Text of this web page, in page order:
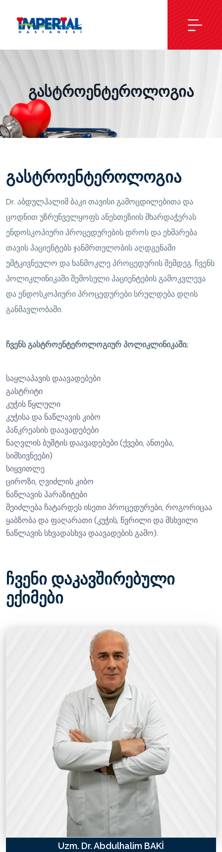
Გასტროენტეროლოგია
გასტროენტეროლოგია
Dr. აბდულჰალიმ ბაკი თავისი გამოცდილებითა და
ცოდნით უზრუნველყოფს ანესთეზიის მხარდაჭერას
ენდოსკოპიური პროცედურების დროს და ეხმარება
თავის პაციენტებს ჯანმრთელობის აღდგენაში
უმტკივნეულო და ხანმოკლე პროცედურის შემდეგ. ჩვენს
პოლიკლინიკაში შემოსული პაციენტების გამოკვლევა
და ენდოსკოპიური პროცედურები სრულდება დღის
განმავლობაში.
ჩვენს გასტროენტეროლოგიურ პოლიკლინიკაში;
საყლაპავის დაავადებები
გასტრიტი
კუჭის წყლული
კუჭისა და ნაწლავის კიბო
პანკრეასის დაავადებები
ნაღვლის ბუშტის დაავადებები (ქვები, ანთება,
სიმსივნეები)
სიყვითლე
ციროზი, ღვიძლის კიბო
ნაწლავის პარაზიტები
შეიძლება ჩატარდეს ისეთი პროცედურები, როგორიცაა
ყაბზობა და ფაღარათი (კუჭის, წვრილი და მსხვილი
ნაწლავის სხვადასხვა დაავადების გამო).
ჩვენი დაკავშირებული
ექიმები
Uzm. Dr. Abdulhalim BAKİ